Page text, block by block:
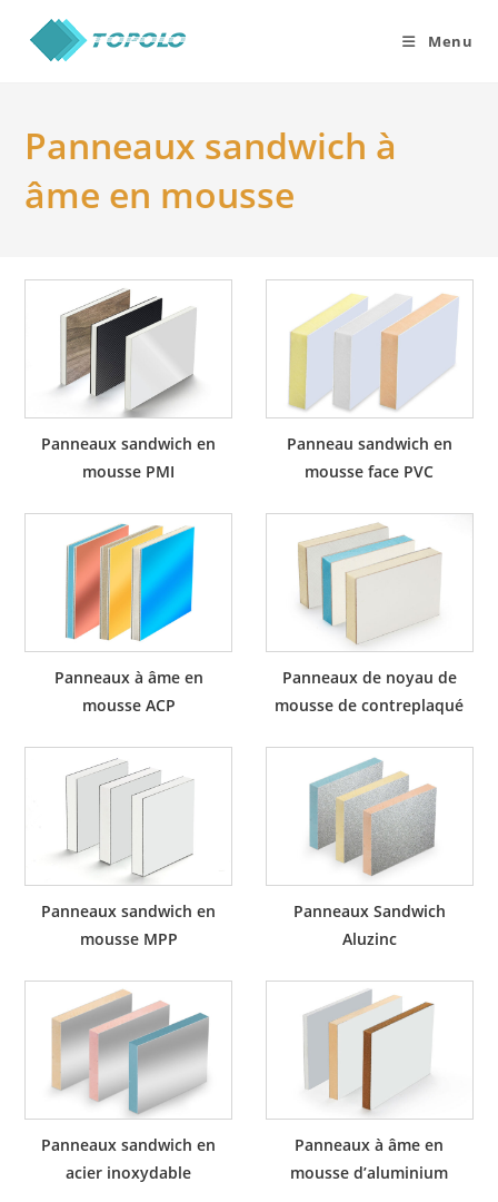
content
Menu
Panneaux sandwich à
âme en mousse
Panneaux sandwich en
mousse PMI
Panneau sandwich en
mousse face PVC
Panneaux à âme en
mousse ACP
Panneaux de noyau de
mousse de contreplaqué
Panneaux sandwich en
mousse MPP
Panneaux Sandwich
Aluzinc
Panneaux sandwich en
acier inoxydable
Panneaux à âme en
mousse d’aluminium